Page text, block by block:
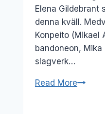
Elena Gildebrant
denna kväll.
Konpeito (Mikael
bandoneon, Mika
slagverk…
Read More25